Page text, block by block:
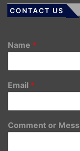
CONTACT US
Name *
Email *
Comment or